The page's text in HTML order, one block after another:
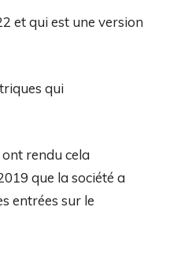
et qui est une version
qui
rendu cela
que la société a
entrées sur le